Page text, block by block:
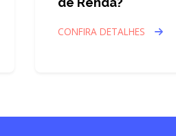
CONFIRA DETALHES